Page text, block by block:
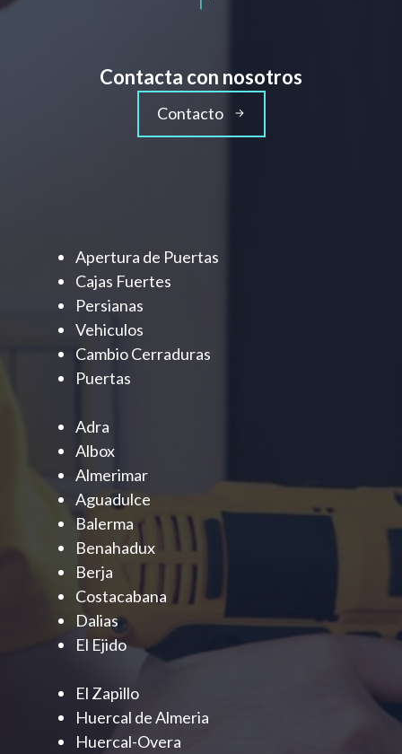
Contacta con nosotros
Contacto
Apertura de Puertas
Cajas Fuertes
Persianas
Vehiculos
Cambio Cerraduras
Puertas
Adra
Albox
Almerimar
Aguadulce
Balerma
Benahadux
Berja
Costacabana
Dalias
El Ejido
El Zapillo
Huercal de Almeria
Huercal-Overa